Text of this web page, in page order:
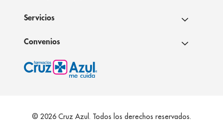
Servicios
Convenios
© 2026 Cruz Azul. Todos los derechos reservados.